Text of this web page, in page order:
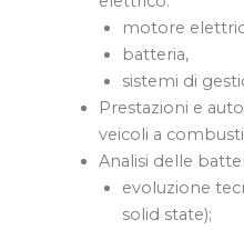
motore
batteria,
sistemi di
Prestazioni e
veicoli a
Analisi delle
evoluzione
solid state);